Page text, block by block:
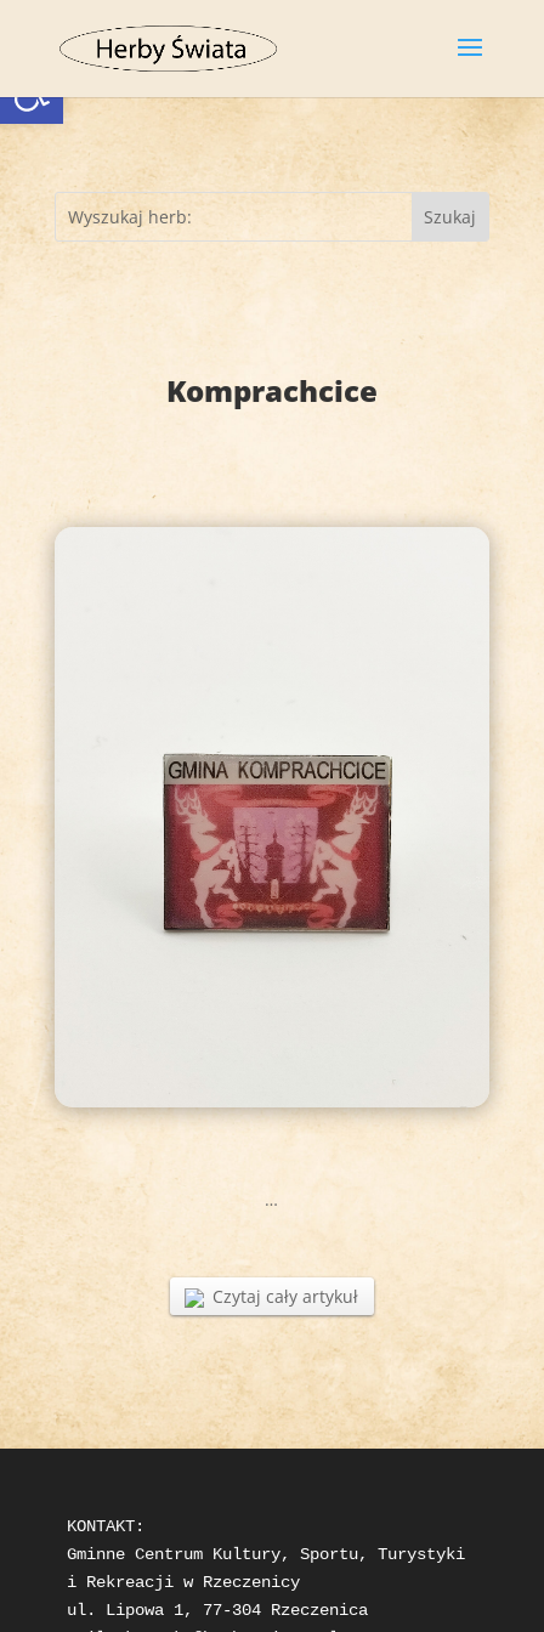
Otwórz pasek narzędzi
Komprachcice
…
Czytaj cały artykuł
KONTAKT:
Gminne Centrum Kultury, Sportu, Turystyki
i Rekreacji w Rzeczenicy
ul. Lipowa 1, 77-304 Rzeczenica